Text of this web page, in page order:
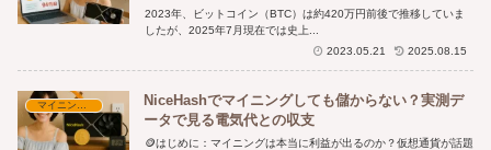
2023年、ビットコイン（BTC）は約420万円前後で推移していま
したが、2025年7月現在では史上...
2023.05.21
2025.08.15
NiceHashでマイニングしても儲からない？実測デ
ータで見る電気代との収支
🪙はじめに：マイニングは本当に利益が出るのか？仮想通貨が話題